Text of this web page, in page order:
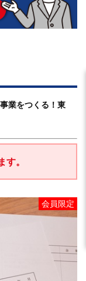
業をつくる！東
す。
会員限定